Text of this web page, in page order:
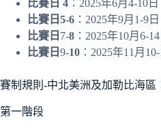
比賽日 4 ：2025年6月4-10日
比賽日5-6 ：2025年9月1-9日
比賽日 7-8 ：2025年10月6-14
比賽日 9-10 ：2025年11月10-
賽制規則-中北美洲及加勒比海區
第一階段